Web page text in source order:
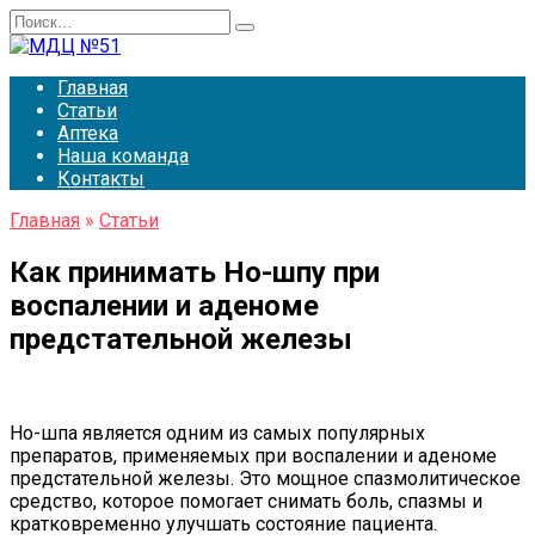
Перейти
к
Search
for:
Главная
Статьи
Аптека
Наша команда
Контакты
Главная » Статьи
Как принимать Но-шпу при
воспалении и аденоме
предстательной железы
Но-шпа является одним из самых популярных
препаратов, применяемых при воспалении и аденоме
предстательной железы. Это мощное спазмолитическое
средство, которое помогает снимать боль, спазмы и
кратковременно улучшать состояние пациента.